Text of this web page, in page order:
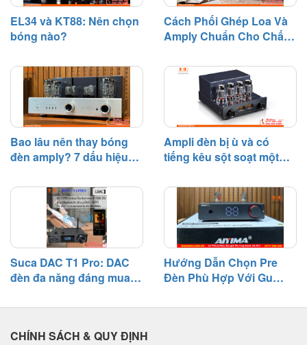
EL34 và KT88: Nên chọn
bóng nào?
Cách Phối Ghép Loa Và
Amply Chuẩn Cho Chất
Bao lâu nên thay bóng
đèn amply? 7 dấu hiệu
Ampli đèn bị ù và có
tiếng kêu sột soạt một
cách khắc phục
Suca DAC T1 Pro: DAC
đèn đa năng đáng mua
Hướng Dẫn Chọn Pre
Đèn Phù Hợp Với Gu
CHÍNH SÁCH & QUY ĐỊNH